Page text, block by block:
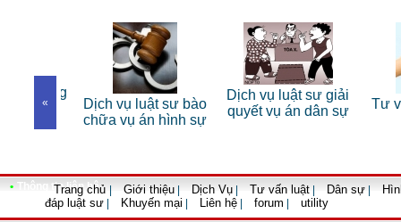
«
Dịch vụ luật sư bào
chữa vụ án hình sự
Dịch vụ luật sư giải
quyết vụ án dân sự
Tư
• Thông tin liên hệ
Trang chủ Giới thiệu Dịch Vụ Tư vấn luật Dân sự
đáp luật sư
Khuyến mại Liên hệ forum utility